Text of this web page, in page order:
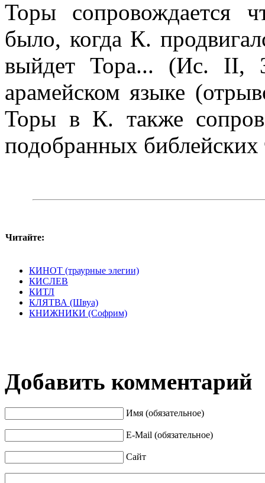
Торы сопровождается
было, когда К.
выйдет Тора... (Ис. II,
арамейском языке
Торы в К. также
подобранных библейских
Читайте:
КИНОТ (траурные элегии)
КИСЛЕВ
КИТЛ
КЛЯТВА (Швуа)
КНИЖНИКИ (Софрим)
Добавить комментарий
Имя (обязательное)
E-Mail (обязательное)
Сайт